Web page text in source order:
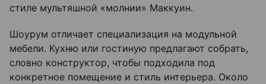
стиле мультяшной «молнии» Маккуин.
Шоурум отличает специализация на модульной
мебели. Кухню или гостиную предлагают собрать,
словно конструктор, чтобы подходила под
конкретное помещение и стиль интерьера. Около